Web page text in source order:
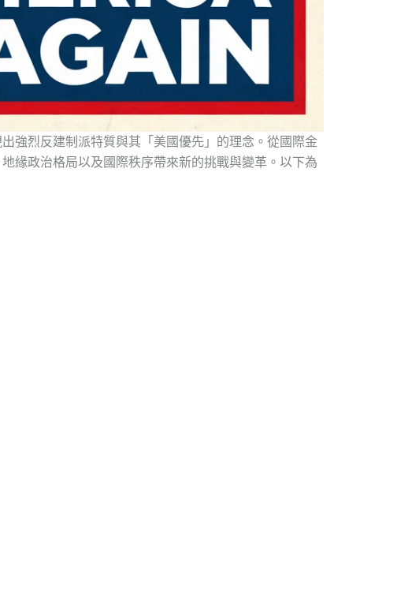
強烈反建制派特質與其「美國優先」的理念。從國際金
緣政治格局以及國際秩序帶來新的挑戰與變革。以下為